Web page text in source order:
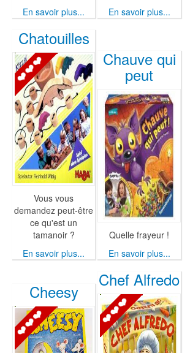
En savoir plus...
En savoir plus...
Chatouilles
Vous vous
demandez peut-être
ce qu'est un
tamanoir ?
En savoir plus...
Chauve qui
peut
Quelle frayeur !
En savoir plus...
Cheesy
Chef Alfredo